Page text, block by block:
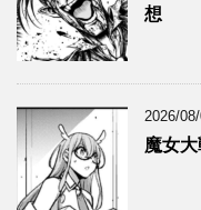
想
2026/08/
魔女